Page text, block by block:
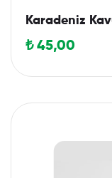
Karadeniz
₺45,00